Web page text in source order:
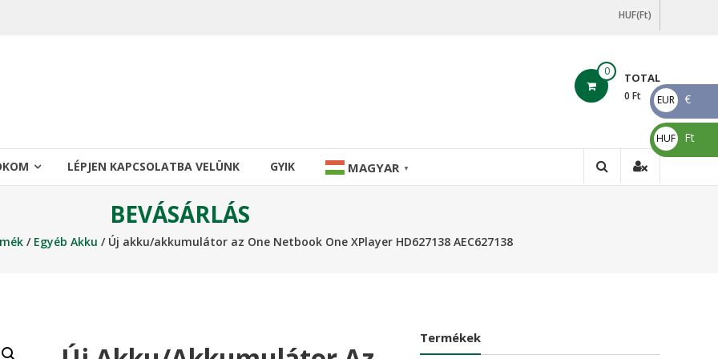
HUF(Ft)
0 TOTAL
0 Ft
LÉPJEN KAPCSOLATBA VELÜNK GYIK MAGYAR ▼
BEVÁSÁRLÁS
/ Egyéb Akku / Új akku/akkumulátor az One Netbook One XPlayer HD627138 AEC627138
Termékek
EUR
€
€
HUF
Ft
Ft